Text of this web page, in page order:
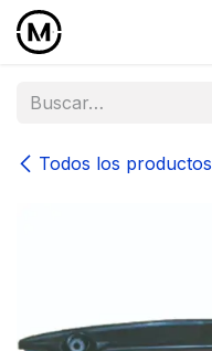
Ir al contenido
Todos los productos